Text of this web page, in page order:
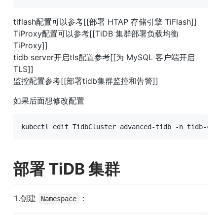
tiflash配置可以参考[[部署 HTAP 存储引擎 TiFlash]]
TiProxy配置可以参考[[TiDB 集群部署负载均衡
TiProxy]]
tidb server开启tls配置参考[[为 MySQL 客户端开启
TLS]]
监控配置参考[[部署tidb集群监控和告警]]
如果后面想修改配置
kubectl edit TidbCluster advanced-tidb -n tidb-
部署 TiDB 集群
1.创建 Namespace ：